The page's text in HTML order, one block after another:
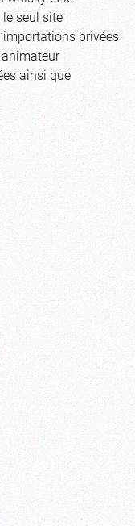
seul site
privées
ainsi que